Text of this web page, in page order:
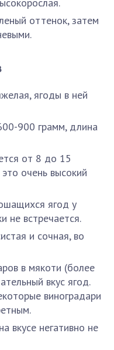
оттенок, затем
ягоды в ней
900 грамм, длина
от 8 до 15
очень высокий
ягод у
не встречается.
и сочная, во
в мякоти (более
вкус ягод.
виноградари
вкусе негативно не